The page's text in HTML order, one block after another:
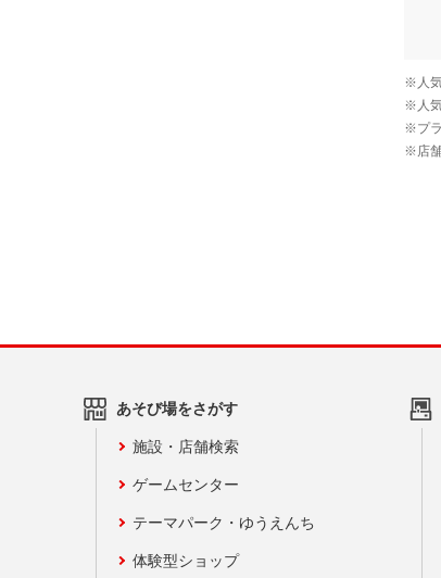
あそび場をさがす
施設・店舗検索
ゲームセンター
テーマパーク・ゆうえんち
体験型ショップ